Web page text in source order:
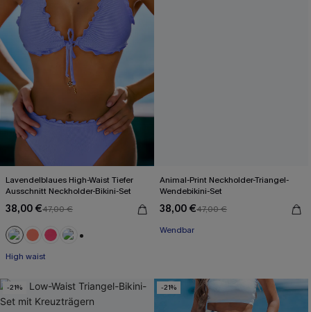
Lavendelblaues High-Waist Tiefer
Ausschnitt Neckholder-Bikini-Set
38,00 €47,00 €
High waist
Animal-Print Neckholder-Triangel-
Wendebikini-Set
38,00 €47,00 €
Wendbar
-21% -21%